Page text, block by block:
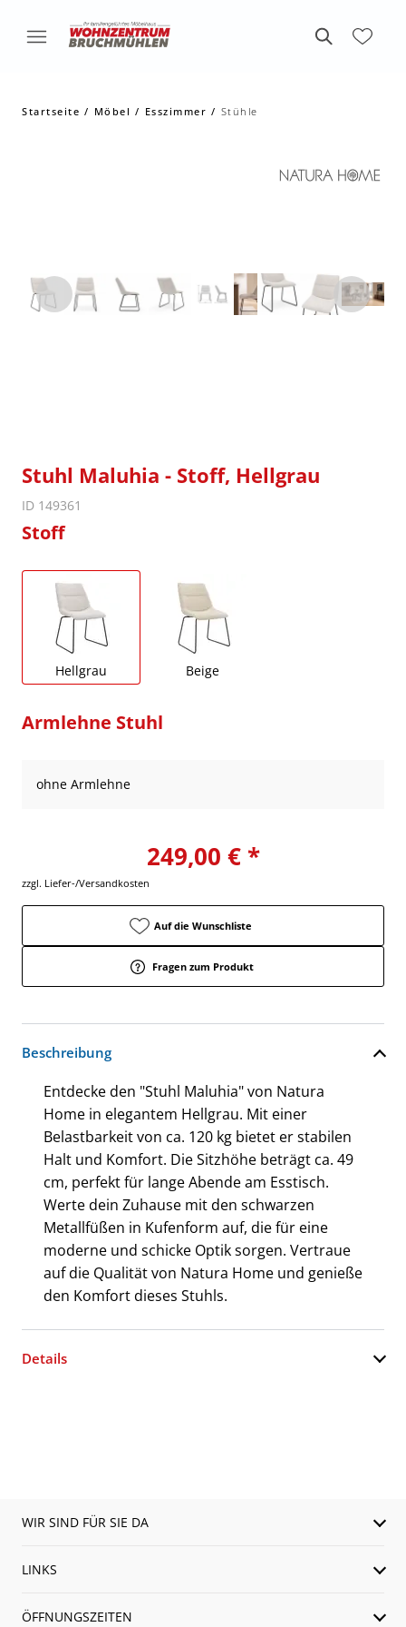
Startseite Möbel Esszimmer Stühle
Stuhl Maluhia - Stoff, Hellgrau
ID 149361
Stoff
Hellgrau Beige
Armlehne Stuhl
ohne Armlehne
249,00 € *
zzgl. Liefer-/Versandkosten
Auf die Wunschliste
Fragen zum Produkt
Beschreibung
Entdecke den "Stuhl Maluhia" von Natura
Home in elegantem Hellgrau. Mit einer
Belastbarkeit von ca. 120 kg bietet er stabilen
Halt und Komfort. Die Sitzhöhe beträgt ca. 49
cm, perfekt für lange Abende am Esstisch.
Werte dein Zuhause mit den schwarzen
Metallfüßen in Kufenform auf, die für eine
moderne und schicke Optik sorgen. Vertraue
auf die Qualität von Natura Home und genieße
den Komfort dieses Stuhls.
Details
WIR SIND FÜR SIE DA
LINKS
ÖFFNUNGSZEITEN